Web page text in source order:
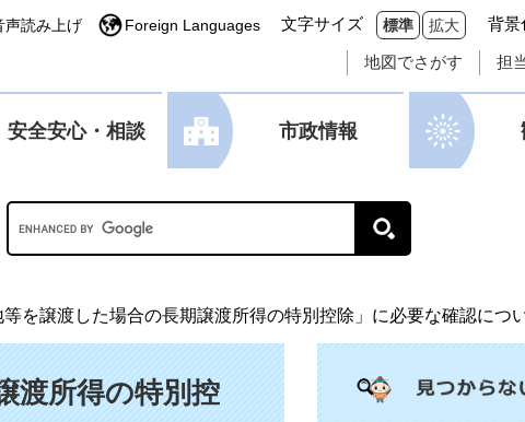
声読み上げ Foreign Languages 文字サイズ 標準 拡大 背景
地図でさがす 担
安全安心・相談 市政情報
Googleカスタム検索
等を譲渡した場合の長期譲渡所得の特別控除」に必要な確認につ
渡所得の特別控